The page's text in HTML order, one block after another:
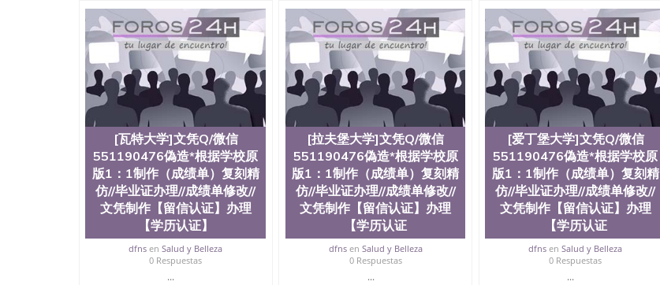
认证、留学生学历认证、留学生学位认证、英国文凭学历、美国文凭学历、澳洲文凭学历、加拿大文凭学
历、新西兰学历认证等q:551190476 微信：551190476 圣何塞州立大学毕业证（San Jose State
University）圣何塞州立大学毕业证（San Jose State University）圣何塞州立大学毕业证（San Jose State
University）圣何塞州立大学成绩单（San Jose State University）圣何塞州立大学成绩单（ San Jose State
University）圣何塞州立大学成绩单（San Jose State University）成绩单圣何塞州立大学文凭（San Jose
State University）圣何塞州立大学（San Jose State University）圣何塞州立大学（San Jose State
University）圣何塞州立大学（ San Jose State University）圣何塞州立大学（San Jose State University）
圣何塞州立大学文凭（San Jose State University）圣何塞州立大学文凭（San Jose State University）文凭
圣何塞州立大学文凭（San Jose State University）圣何塞州立大学学历（ San Jose State University）圣何
塞州立大学学历（San Jose State University）圣何塞州立大学学历（San Jose State University）圣 塞州立
大学学历（San Jose State University）圣何塞州立大学（San Jose State University）圣何塞州立大学
（San Jose State University）圣何塞州立大学（San Jose State University）圣何塞州立大学（San Jose
State University）圣何塞州立大学学位证（San Jose State University）圣何塞州立大学学位证（San Jose
State University）圣何塞州立大学学位证（San Jose State University）圣何塞州立大学（San Jose State
University）圣何塞州立大学（San Jose State University）圣何塞州立大学（San Jose State University）圣
何塞州立大学（San Jose State University）圣何塞州立大学学位证（San Jose State University）圣何塞州
立大学学位证（San Jose State University）圣何塞州立大学结业证（San Jose State University）圣何塞州
立大学结业证（San Jose State University）圣何塞州立大学结业证（San Jose State University）圣何塞州
立大学学位证（San Jose State University）圣何塞州立大学学位证（San Jose State University）圣何塞州
[瓦特大学]文凭Q/微信
551190476偽造*根据学校原
版1：1制作（成绩单）复刻精
仿//毕业证办理//成绩单修改//
文凭制作【留信认证】办理
【学历认证】
dfns enSalud y Belleza
0 Respuestas
...
[拉夫堡大学]文凭Q/微信
551190476偽造*根据学校原
版1：1制作（成绩单）复刻精
仿//毕业证办理//成绩单修改//
文凭制作【留信认证】办理
【学历认证
dfnsen Salud y Belleza
0 Respuestas
...
[爱丁堡大学]文凭Q/微信
551190476偽造*根据学校原
版1：1制作（成绩单）复刻精
仿//毕业证办理//成绩单修改//
文凭制作【留信认证】办理
【学历认证
dfns enSalud y Belleza
0 Respuestas
...